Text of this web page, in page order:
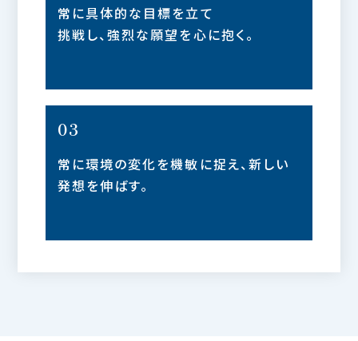
常に具体的な目標を立て
挑戦し、強烈な願望を心に抱く。
03
常に環境の変化を機敏に捉え、新しい
発想を伸ばす。